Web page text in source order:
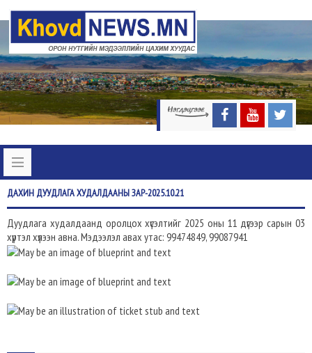
ДАХИН ДУУДЛАГА ХУДАЛДААНЫ ЗАР-2025.10.21
Дуудлага худалдаанд оролцох хүсэлтийг 2025 оны 11 дүгээр сарын 03
хүртэл хүлээн авна. Мэдээлэл авах утас: 99474849, 99087941